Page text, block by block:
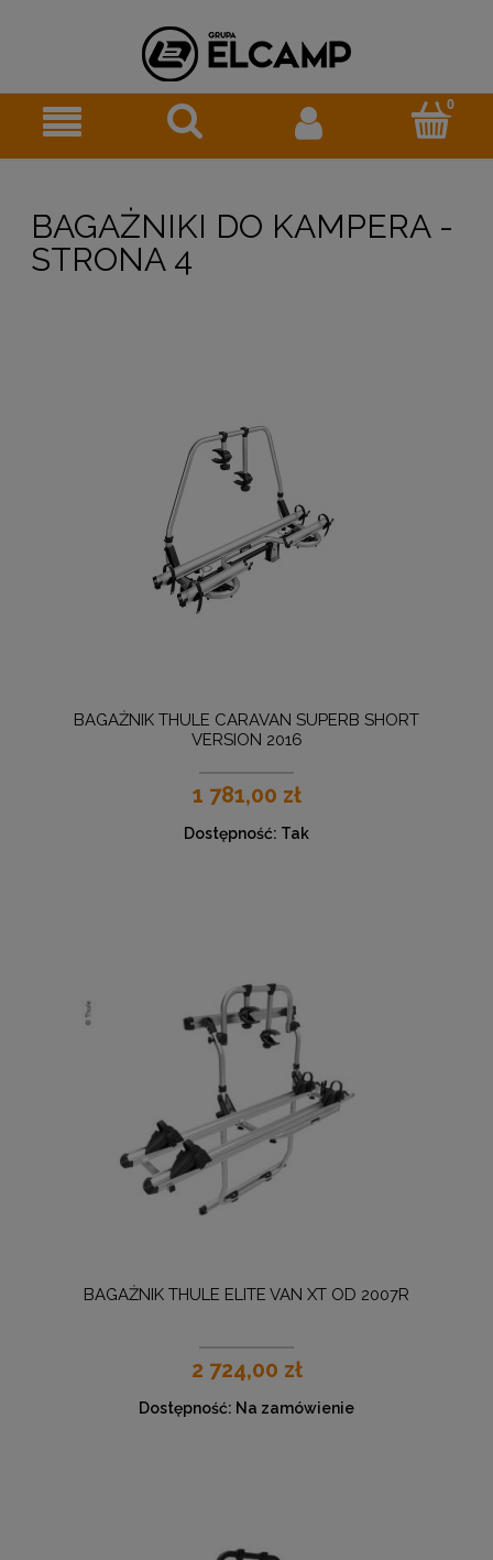
BAGAŻNIKI DO KAMPERA -
STRONA 4
BAGAŻNIK THULE CARAVAN SUPERB SHORT
VERSION 2016
1 781,00 zł
Dostępność: Tak
BAGAŻNIK THULE ELITE VAN XT OD 2007R
2 724,00 zł
Dostępność: Na zamówienie